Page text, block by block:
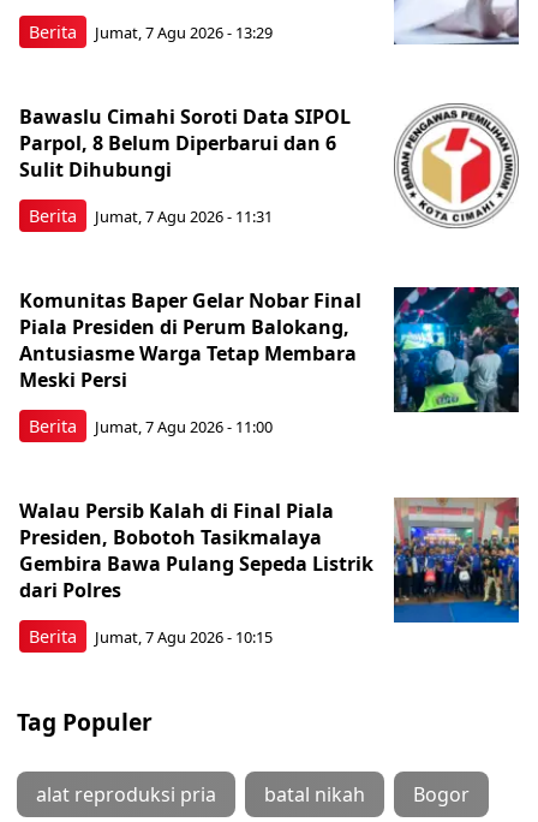
Berita Jumat, 7 Agu 2026 - 13:29
Berita
Bawaslu Cimahi Soroti Data SIPOL
Parpol, 8 Belum Diperbarui dan 6
Sulit Dihubungi
Jumat, 7 Agu 2026 - 11:31
Berita
Komunitas Baper Gelar Nobar Final
Piala Presiden di Perum Balokang,
Antusiasme Warga Tetap Membara
Meski Persi
Jumat, 7 Agu 2026 - 11:00
Berita
Walau Persib Kalah di Final Piala
Presiden, Bobotoh Tasikmalaya
Gembira Bawa Pulang Sepeda Listrik
dari Polres
Jumat, 7 Agu 2026 - 10:15
Tag Populer
alat reproduksi pria batal nikah Bogor